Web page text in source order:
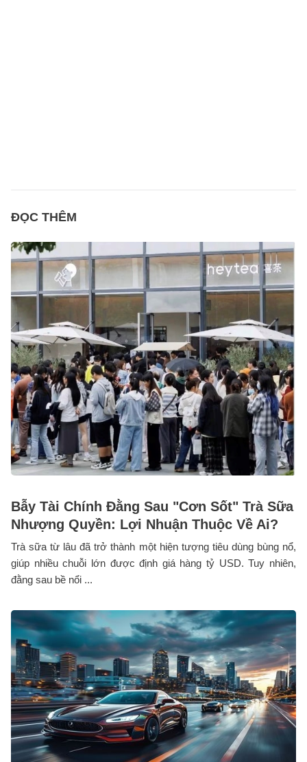
ĐỌC THÊM
Bẫy Tài Chính Đằng Sau "Cơn Sốt" Trà Sữa
Nhượng Quyền: Lợi Nhuận Thuộc Về Ai?
Trà sữa từ lâu đã trở thành một hiện tượng tiêu dùng bùng nổ,
giúp nhiều chuỗi lớn được định giá hàng tỷ USD. Tuy nhiên,
đằng sau bề nổi ...